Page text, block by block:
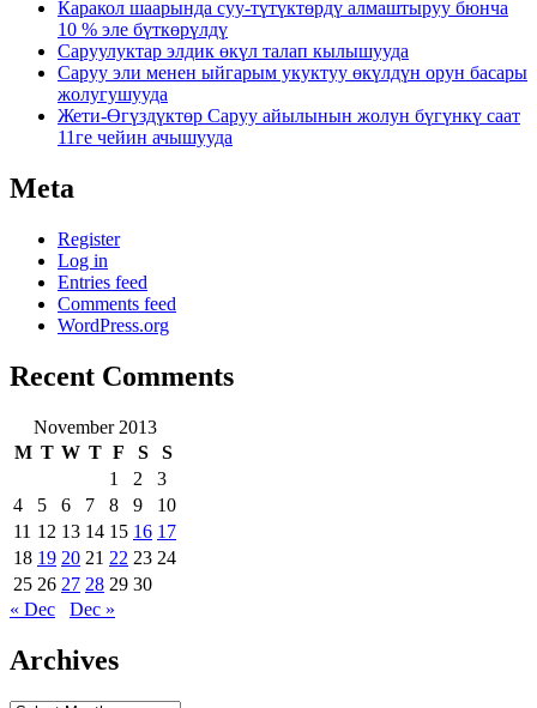
Каракол шаарында суу-түтүктөрдү алмаштыруу бюнча
10 % эле бүткөрүлдү
Саруулуктар элдик өкүл талап кылышууда
Саруу эли менен ыйгарым укуктуу өкүлдүн орун басары
жолугушууда
Жети-Өгүздүктөр Саруу айылынын жолун бүгүнкү саат
11ге чейин ачышууда
Meta
Register
Log in
Entries feed
Comments feed
WordPress.org
Recent Comments
November 2013
M T W T F S
S
1
2
3
4
5 6 7 8 9
10
11 12 13 14 15 16 17
18 19 20 21 22 23 24
25 26 27 28 29 30
« Dec
Dec »
Archives